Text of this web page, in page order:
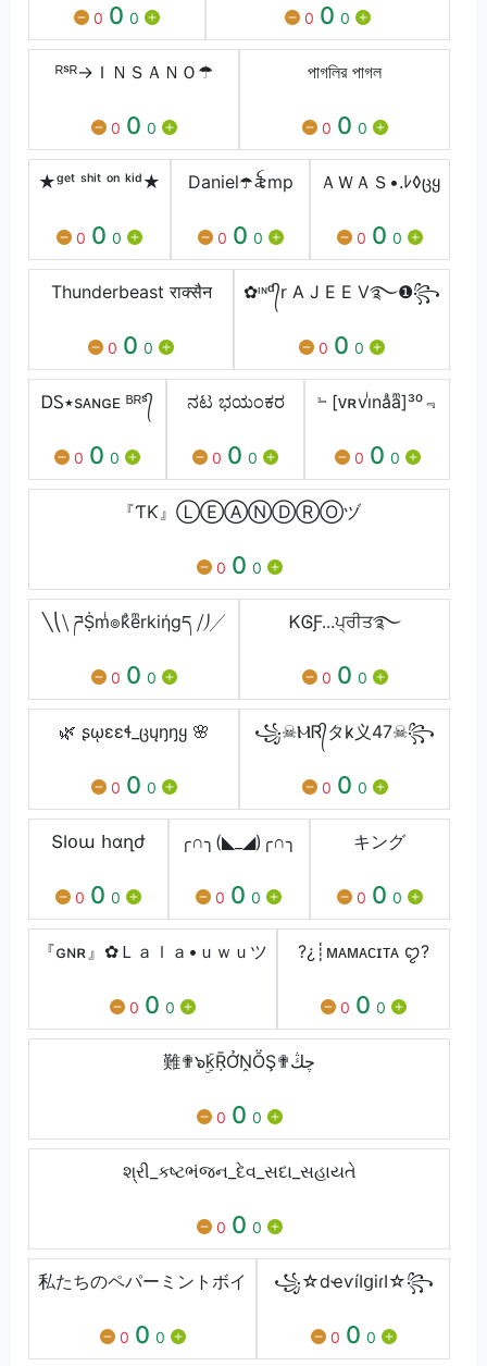
0 0 0 0 0 0
ᴿˢᴿ→ㅤＩＮＳＡＮＯ☂
0 0 0
পাগলির পাগল
0 0 0
★ᵍᵉᵗ ˢʰⁱᵗ ᵒⁿ ᵏⁱᵈ★
0 0 0
Daniel☂️ㅤ꫟ㅤmp
0 0 0
ＡＷＡＳ•.ﾚ◊ცყ
0 0 0
Thunderbeast राक्सैन
0 0 0
✿ᶦᶰᵈ᭄r A J E E V࿐❶꧂
0 0 0
ᎠᏚ٭sᴀɴɢᴇ ᴮᴿˢ᭄
0 0 0
ನಟ ಭಯಂಕರ
0 0 0
﹄[ᴠʀviͥnaͣaͫ]³⁰﹃
0 0 0
『ƬƘ』ⓁⒺⒶⓃⒹⓇⓄヅ
0 0 0
╲⎝⧹ ཌṨmͥ๏kͣeͫrkiήgད ⧸⎠╱
0 0 0
ᏦᎶƑ...ਪ੍ਰੀਤ࿐
0 0 0
🌿 ʂῳɛɛɬ_ცųŋŋყ 🌸
0 0 0
꧁☠ⲘᏒ᭄タk̷义47☠꧂
0 0 0
ՏӀօա հɑղժ
0 0 0
╭∩╮(◣_◢)╭∩╮
0 0 0
キング
0 0 0
『ɢɴʀ』✿Ｌａｌａ•ｕｗｕツ
0 0 0
?¿┊ᴍᴀᴍᴀᴄɪᴛᴀ ㅤꨄ?ㅤ
0 0 0
難✟๖ۣۜkṜỞṊṎŞ✟چڭ
0 0 0
શ્રી_કષ્ટભંજન_દેવ_સદા_સહાયતે
0 0 0
私たちのペパーミントボイ
0 0 0
꧁☆dҽѵíӀցiɾӀ☆꧂
0 0 0